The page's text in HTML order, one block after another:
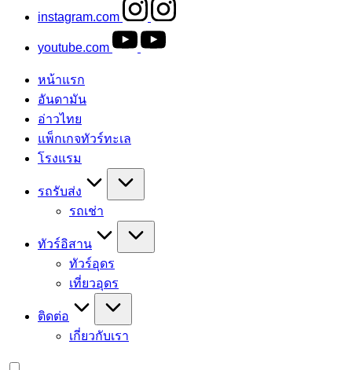
instagram.com
youtube.com
หน้าแรก
อันดามัน
อ่าวไทย
แพ็กเกจทัวร์ทะเล
โรงแรม
รถรับส่ง
รถเช่า
ทัวร์อิสาน
ทัวร์อุดร
เที่ยวอุดร
ติดต่อ
เกี่ยวกับเรา